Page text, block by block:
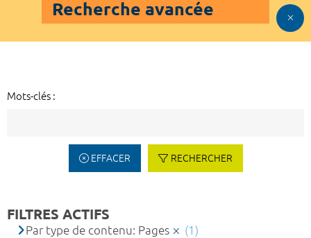
Recherche avancée
Mots-clés :
EFFACER RECHERCHER
FILTRES ACTIFS
Par type de contenu: Pages
(1)